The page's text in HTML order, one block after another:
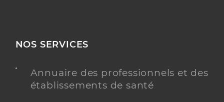
NOS SERVICES
Annuaire des professionnels et des
établissements de santé